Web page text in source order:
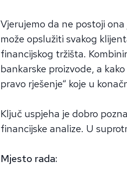
Vjerujemo da ne postoji
može opslužiti svakog
financijskog tržišta.
bankarske proizvode, a
pravo rješenje“ koje u
Ključ uspjeha je dobro
financijske analize. U
Mjesto rada: